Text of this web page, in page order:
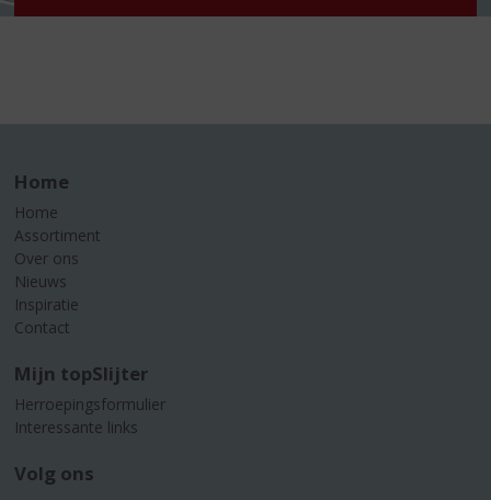
Home
Home
Assortiment
Over ons
Nieuws
Inspiratie
Contact
Mijn topSlijter
Herroepingsformulier
Interessante links
Volg ons